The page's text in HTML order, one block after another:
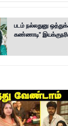
படம் நல்லதுனு
கண்ணாடி"